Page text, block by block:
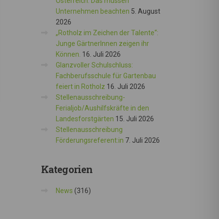
Unternehmen beachten 5. August
2026
„Rotholz im Zeichen der Talente“:
Junge GärtnerInnen zeigen ihr
Können. 16. Juli 2026
Glanzvoller Schulschluss:
Fachberufsschule für Gartenbau
feiert in Rotholz 16. Juli 2026
Stellenausschreibung-
Ferialjob/Aushilfskräfte in den
Landesforstgärten 15. Juli 2026
Stellenausschreibung
Förderungsreferent:in 7. Juli 2026
Kategorien
News (316)